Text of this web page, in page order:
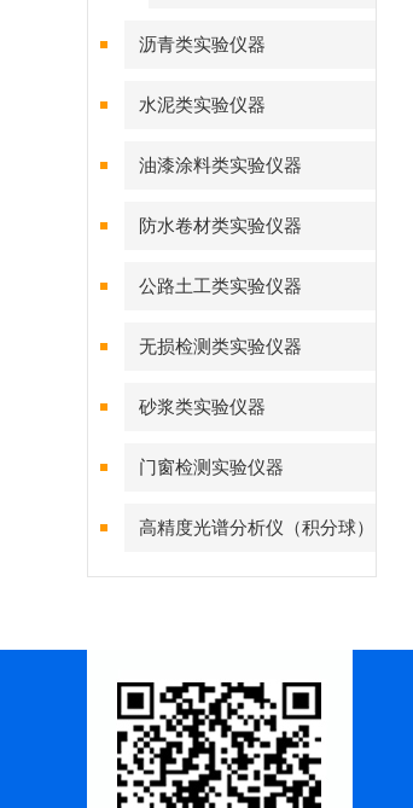
沥青类实验仪器
水泥类实验仪器
油漆涂料类实验仪器
防水卷材类实验仪器
公路土工类实验仪器
无损检测类实验仪器
砂浆类实验仪器
门窗检测实验仪器
高精度光谱分析仪（积分球）
综合测试系统